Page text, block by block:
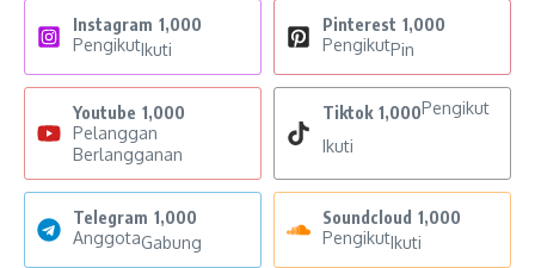
Instagram 1,000
PengikutIkuti
Pinterest 1,000
PengikutPin
Youtube 1,000
Pelanggan
Berlangganan
Tiktok 1,000Pengikut
Ikuti
Telegram 1,000
AnggotaGabung
Soundcloud 1,000
PengikutIkuti